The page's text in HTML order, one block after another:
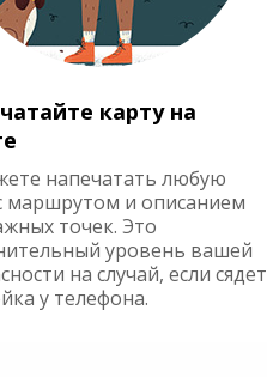
карту на
напечатать любую
маршрутом и описанием
точек. Это
уровень вашей
на случай, если сядет
у телефона.